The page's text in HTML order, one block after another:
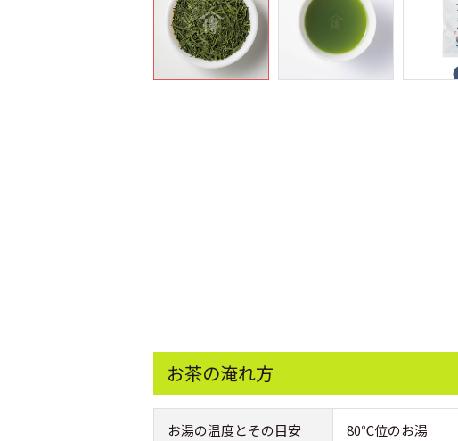
お茶の淹れ方
お湯の温度とその目安 80℃位のお湯